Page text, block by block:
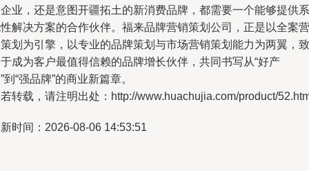
业，还是意图开疆拓土的新消费品牌，都需要一个能够提供系
解决方案的合作伙伴。福来品牌营销策划公司，正是以全案营
划为引擎，以专业的品牌策划与市场营销策划能力为两翼，致
成为客户最值得信赖的品牌增长伙伴，共同书写从“好产
到“强品牌”的商业新篇章。
转载，请注明出处：http://www.huachujia.com/product/
时间：2026-08-06 14:53:51